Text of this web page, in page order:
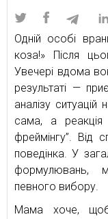
Одній особі
коза!» Після
Увечері вдома
результаті —
аналізу
сама, а
фреймінгу”. Від
поведінка. У
формулювань,
певного вибору.
Мама хоче,